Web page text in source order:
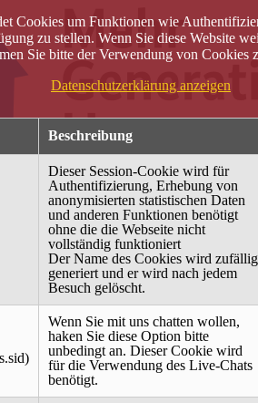
aktiv
unterwegs
Cookies um Funktionen wie
zu stellen. Wenn Sie diese Website
Sie bitte der Verwendung von Cookies
Datenschutzerklärung anzeigen
Beschreibung
Dieser Session-Cookie wird für
Authentifizierung, Erhebung von
anonymisierten statistischen Daten
und anderen Funktionen benötigt
ohne die die Webseite nicht
vollständig funktioniert
Der Name des Cookies wird zufällig
generiert und er wird nach jedem
Besuch gelöscht.
Wenn Sie mit uns chatten wollen,
haken Sie diese Option bitte
unbedingt an. Dieser Cookie wird
für die Verwendung des Live-Chats
benötigt.